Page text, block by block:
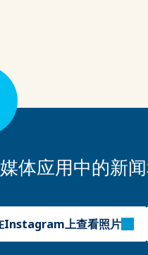
体应用中的新
Instagram上查看照片